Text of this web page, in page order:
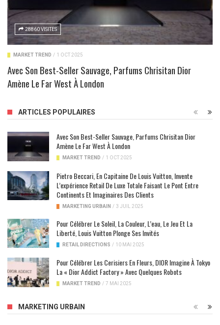
28860 VISITES
MARKET TREND / 1 OCT 2025
Avec Son Best-Seller Sauvage, Parfums Chrisitan Dior
Amène Le Far West À London
ARTICLES POPULAIRES
Avec Son Best-Seller Sauvage, Parfums Chrisitan Dior
Amène Le Far West À London
MARKET TREND / 1 OCT 2025
Pietro Beccari, En Capitaine De Louis Vuitton, Invente
L’expérience Retail De Luxe Totale Faisant Le Pont Entre
Continents Et Imaginaires Des Clients
MARKETING URBAIN / 3 JUIL 2025
Pour Célébrer Le Soleil, La Couleur, L’eau, Le Jeu Et La
Liberté, Louis Vuitton Plonge Ses Invités
RETAIL DIRECTIONS / 10 MAI 2025
Pour Célébrer Les Cerisiers En Fleurs, DIOR Imagine À Tokyo
La « Dior Addict Factory » Avec Quelques Robots
MARKET TREND / 7 MAI 2025
MARKETING URBAIN